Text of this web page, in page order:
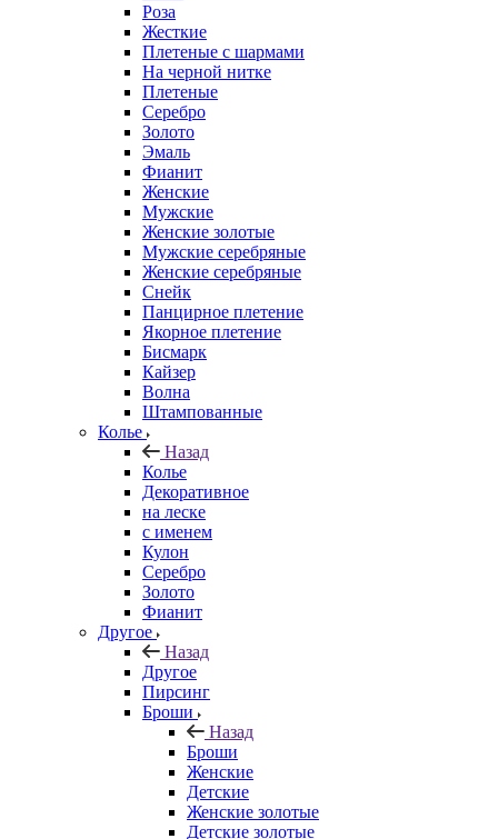
Роза
Жесткие
Плетеные с шармами
На черной нитке
Плетеные
Серебро
Золото
Эмаль
Фианит
Женские
Мужские
Женские золотые
Мужские серебряные
Женские серебряные
Снейк
Панцирное плетение
Якорное плетение
Бисмарк
Кайзер
Волна
Штампованные
Колье
Назад
Колье
Декоративное
на леске
с именем
Кулон
Серебро
Золото
Фианит
Другое
Назад
Другое
Пирсинг
Броши
Назад
Броши
Женские
Детские
Женские золотые
Детские золотые